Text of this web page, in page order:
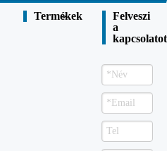
Termékek
Felveszi
a
kapcsolatot